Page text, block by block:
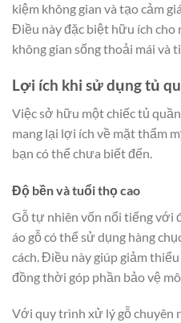
kiệm không gian và tạo cảm
Điều này đặc biệt hữu ích
không gian sống thoải mái và
Lợi ích khi sử dụng tủ
Việc sở hữu một chiếc tủ
mang lại lợi ích về mặt thẩm
bạn có thể chưa biết đến.
Độ bền và tuổi thọ cao
Gỗ tự nhiên vốn nổi tiếng với
áo gỗ có thể sử dụng hàng
cách. Điều này giúp giảm
đồng thời góp phần bảo vệ
Với quy trình xử lý gỗ chuyên